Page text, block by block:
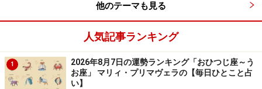
他のテーマも見る
人気記事ランキング
1
2026年8月7日の運勢ランキング「おひつじ座～う
お座」 マリィ・プリマヴェラの【毎日ひとこと占
い】